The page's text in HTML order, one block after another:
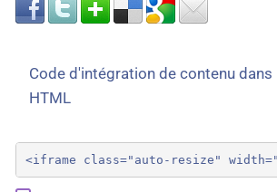
Code d'intégration de contenu dans
HTML